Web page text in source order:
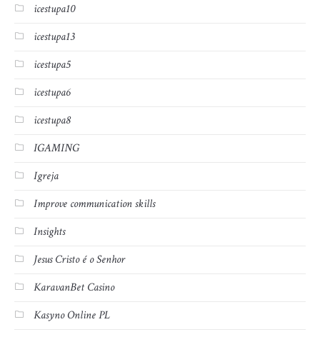
icestupa10
icestupa13
icestupa5
icestupa6
icestupa8
IGAMING
Igreja
Improve communication skills
Insights
Jesus Cristo é o Senhor
KaravanBet Casino
Kasyno Online PL